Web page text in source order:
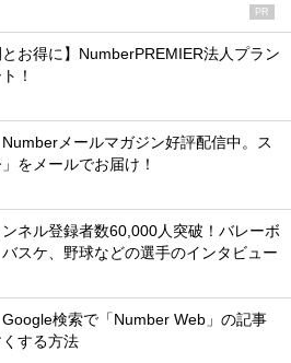
PR
とお得に】NumberPREMIER法人プラン
！
Numberメールマガジン好評配信中。ス
をメールでお届け！
ネル登録者数60,000人突破！バレーボ
スケ、野球などの選手のインタビュー
Google検索で「Number Web」の記事
する方法